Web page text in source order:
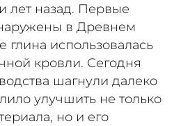
лет назад. Первые
в Древнем
глина использовалась
кровли. Сегодня
шагнули далеко
улучшить не только
но и его